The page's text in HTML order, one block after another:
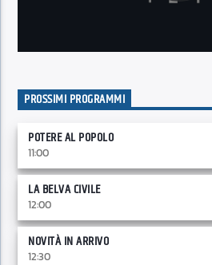
PROSSIMI PROGRAMMI
POTERE AL POPOLO
11:00
LA BELVA CIVILE
12:00
NOVITÀ IN ARRIVO
12:30